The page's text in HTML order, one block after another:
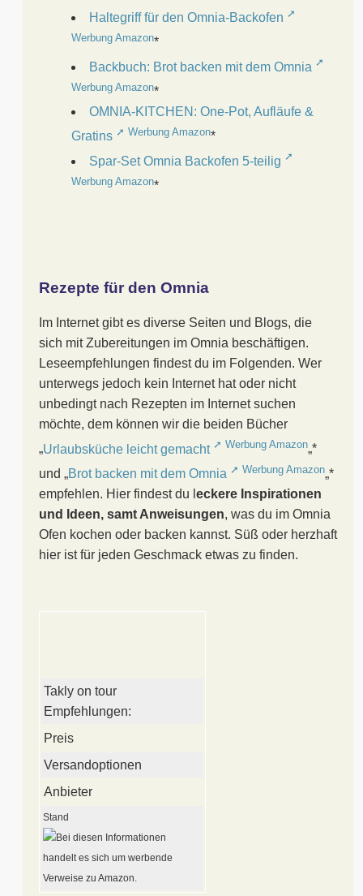
Haltegriff für den Omnia-Backofen
*
Backbuch: Brot backen mit dem Omnia
*
OMNIA-KITCHEN: One-Pot, Aufläufe &
Gratins
*
Spar-Set Omnia Backofen 5-teilig
*
Rezepte für den Omnia
Im Internet gibt es diverse Seiten und Blogs, die
sich mit Zubereitungen im Omnia beschäftigen.
Leseempfehlungen findest du im Folgenden. Wer
unterwegs jedoch kein Internet hat oder nicht
unbedingt nach Rezepten im Internet suchen
möchte, dem können wir die beiden Bücher
„Urlaubsküche leicht gemacht
„*
und „Brot backen mit dem Omnia
„*
empfehlen. Hier findest du l eckere Inspirationen
und Ideen, samt Anweisungen, was du im Omnia
Ofen kochen oder backen kannst. Süß oder herzhaft
hier ist für jeden Geschmack etwas zu finden.
Takly on tour
Empfehlungen:
Preis
Versandoptionen
Anbieter
Stand